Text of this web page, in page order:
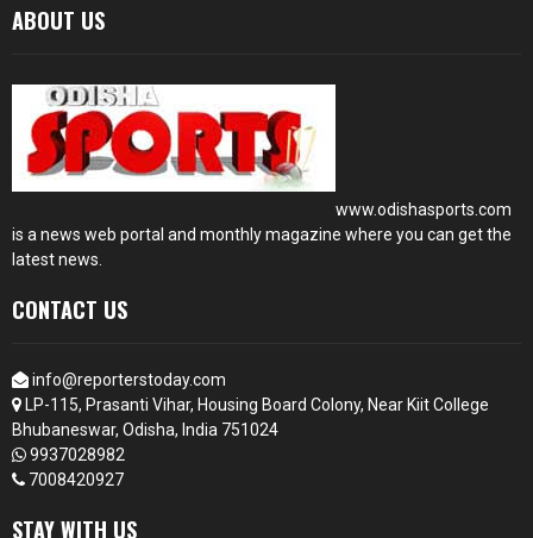
ABOUT US
www.odishasports.com
is a news web portal and monthly magazine where you can get the
latest news.
CONTACT US
info@reporterstoday.com
LP-115, Prasanti Vihar, Housing Board Colony, Near Kiit College
Bhubaneswar, Odisha, India 751024
9937028982
7008420927
STAY WITH US